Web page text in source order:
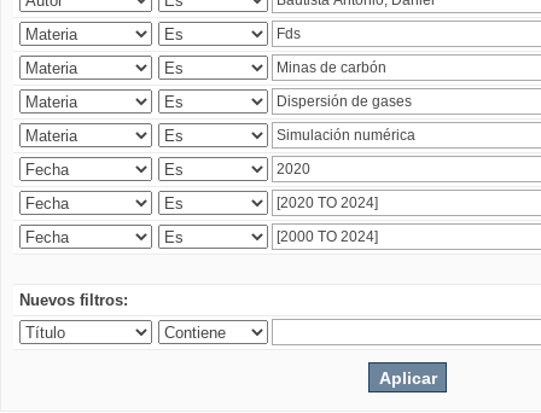
Nuevos filtros: